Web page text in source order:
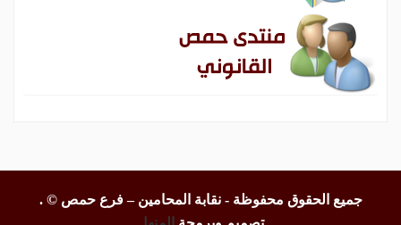
جميع الحقوق محفوظة - نقابة المحامين – فرع حمص ©.